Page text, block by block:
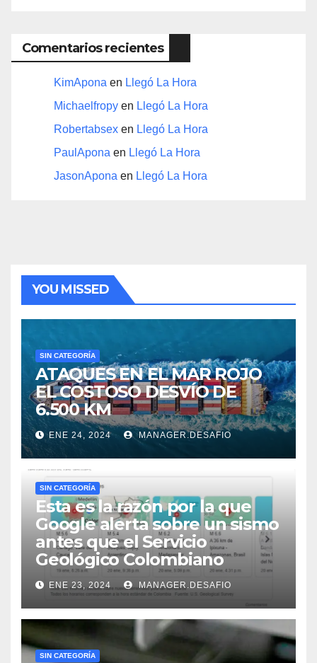
Comentarios recientes
KimApona en Llegó La Hora
Michaelfropy en Llegó La Hora
Robertabsex en Llegó La Hora
PaulApona en Llegó La Hora
JasonApona en Llegó La Hora
YOU MISSED
SIN CATEGORÍA
ATAQUES EN EL MAR ROJO
EL COSTOSO DESVÍO DE
6.500 KM
ENE 24, 2024 MANAGER.DESAFIO
SIN CATEGORÍA
Esta es la razón por la que
Google alerta sobre un sismo
antes que el Servicio
Geológico Colombiano
ENE 23, 2024 MANAGER.DESAFIO
SIN CATEGORÍA